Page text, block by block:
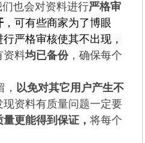
们也会对资料进行严格审
，可有些商家为了博眼
严格审核使其不出现，
资料均已备份，确保每个
以免对其它用户产生不
资料有质量问题一定要
量更能得到保证，将每个